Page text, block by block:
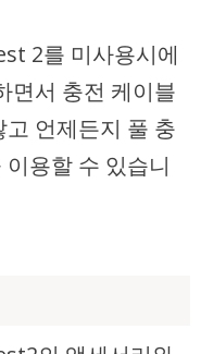
2를 미사용시에
면서 충전 케이블
언제든지 풀 충
용할 수 있습니